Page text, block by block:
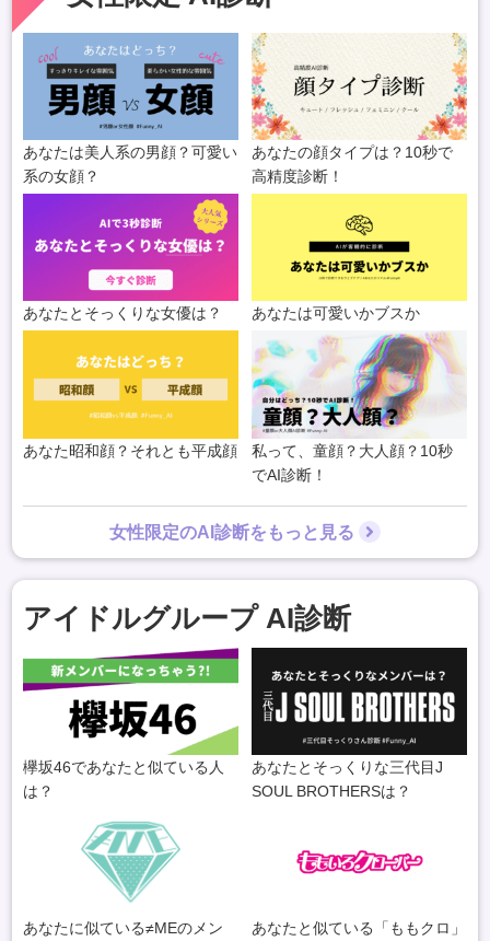
あなたは美人系の男顔？可愛い
系の女顔？
あなたの顔タイプは？10秒で
高精度診断！
あなたとそっくりな女優は？ あなたは可愛いかブスか
あなた昭和顔？それとも平成顔
私って、童顔？大人顔？10秒
でAI診断！
女性限定のAI診断をもっと見る
アイドルグループ AI診断
欅坂46であなたと似ている人
は？
あなたとそっくりな三代目J
SOUL BROTHERSは？
あなたに似ている≠MEのメン あなたと似ている「ももクロ」